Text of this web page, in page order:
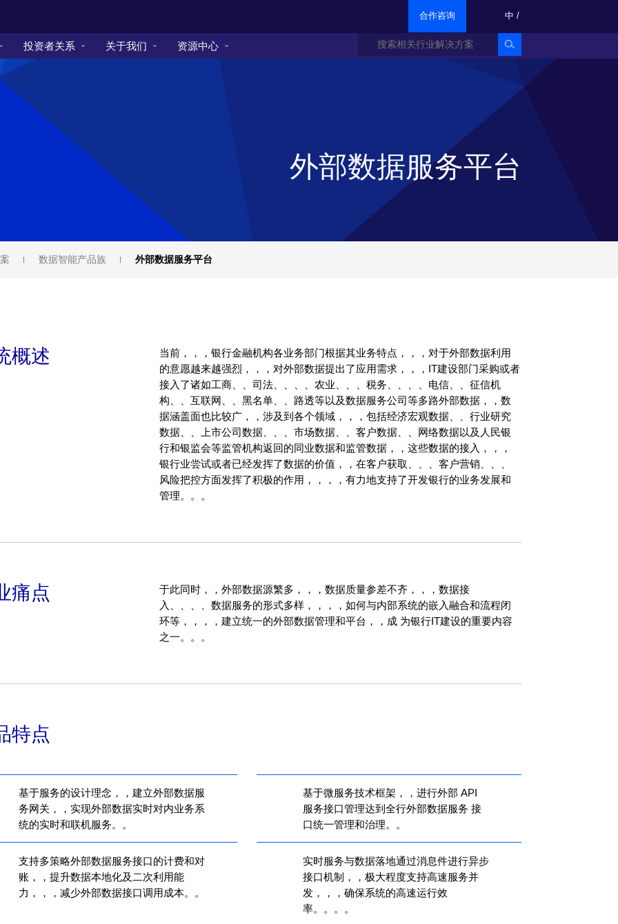
合作咨询 中 /
投资者关系 关于我们 资源中心
外部数据服务平台
数据智能产品族 外部数据服务平台
概述
当前，，，银行金融机构各业务部门根据其业务特点，，，对于外部数据利用
的意愿越来越强烈，，，对外部数据提出了应用需求，，，IT建设部门采购或者
接入了诸如工商、、司法、、、、农业、、、税务、、、、电信、、征信机
构、、互联网、、黑名单、、路透等以及数据服务公司等多路外部数据，，数
据涵盖面也比较广，，涉及到各个领域，，，包括经济宏观数据、、行业研究
数据、、上市公司数据、、、市场数据、、客户数据、、网络数据以及人民银
行和银监会等监管机构返回的同业数据和监管数据，，这些数据的接入，，，
银行业尝试或者已经发挥了数据的价值，，在客户获取、、、客户营销、、、
风险把控方面发挥了积极的作用，，，，有力地支持了开发银行的业务发展和
管理。。。
痛点
于此同时，，外部数据源繁多，，，数据质量参差不齐，，，数据接
入、、、、数据服务的形式多样，，，，如何与内部系统的嵌入融合和流程闭
环等，，，，建立统一的外部数据管理和平台，，成 为银行IT建设的重要内容
之一。。。
特点
基于服务的设计理念，，建立外部数据服
务网关，，实现外部数据实时对内业务系
统的实时和联机服务。。
基于微服务技术框架，，进行外部 API
服务接口管理达到全行外部数据服务 接
口统一管理和治理。。
支持多策略外部数据服务接口的计费和对
账，，提升数据本地化及二次利用能
力，，，减少外部数据接口调用成本。。
实时服务与数据落地通过消息件进行异步
接口机制，，极大程度支持高速服务并
发，，，确保系统的高速运行效
率。。。。